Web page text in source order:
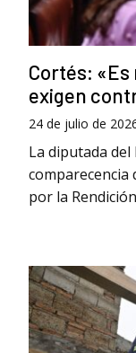
Cortés:
exigen
24 de julio de
La diputada
comparecencia
por la